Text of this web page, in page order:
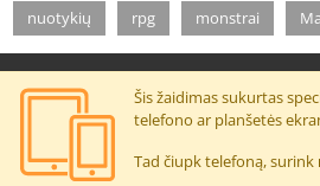
nuotykių rpg monstrai
Šis žaidimas sukurtas
telefono ar planšetės
Tad čiupk telefoną, surink